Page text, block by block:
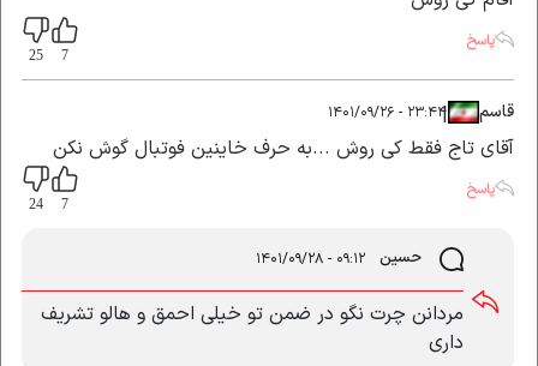
پاسخ
قاسم|
|۲۳:۴۴ - ۱۴۰۱/۰۹/۲۶
آقای تاج فقط کی روش ...به حرف خاینین فوتبال گوش نکن
پاسخ
حسین ۰۹:۱۲ - ۱۴۰۱/۰۹/۲۸
مردانن چرت نگو در ضمن تو خیلی احمق و هالو تشریف
داری